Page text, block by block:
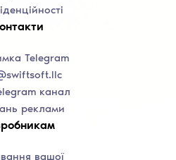
Telegram
канал
реклами
вашої